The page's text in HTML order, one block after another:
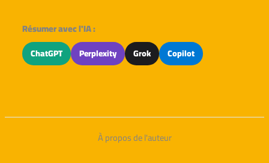
Résumer avec l'IA :
ChatGPT Perplexity Grok Copilot
À propos de l'auteur